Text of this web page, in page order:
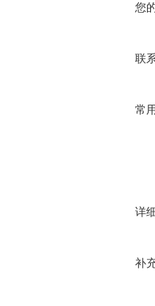
您
联
常
详
补